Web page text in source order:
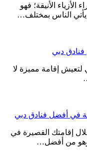
الأنيقة؛ فهو
يأتي الناس بمختلف…
دبي
إقامة مميزة لا
في أفضل فنادق دبي
إقامتك القصيرة في
وهو من أفضل…